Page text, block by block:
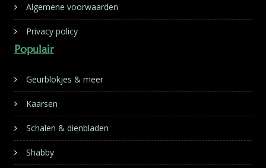
Algemene voorwaarden
Privacy policy
Populair
Geurblokjes & meer
Kaarsen
Schalen & dienbladen
Shabby